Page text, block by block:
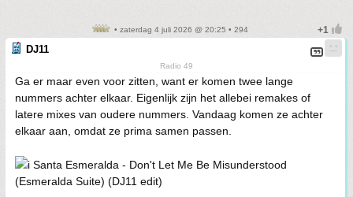
• zaterdag 4 juli 2026 @ 20:25 • 294
DJ11
Radio 49
Ga er maar even voor zitten, want er komen twee lange
nummers achter elkaar. Eigenlijk zijn het allebei remakes of
latere mixes van oudere nummers. Vandaag komen ze achter
elkaar aan, omdat ze prima samen passen.
Santa Esmeralda - Don't Let Me Be Misunderstood
(Esmeralda Suite) (DJ11 edit)